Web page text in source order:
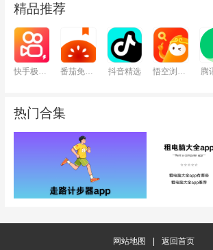
精品推荐
快手极速版 番茄免费小说 抖音精选 悟空浏览器 腾
热门合集
网站地图 返回首页